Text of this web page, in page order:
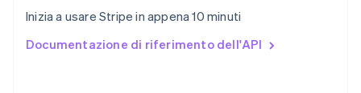
Inizia a usare Stripe in appena 10 minuti
Documentazione di riferimento dell'API
EspañolEnglish
English Español 简体中文